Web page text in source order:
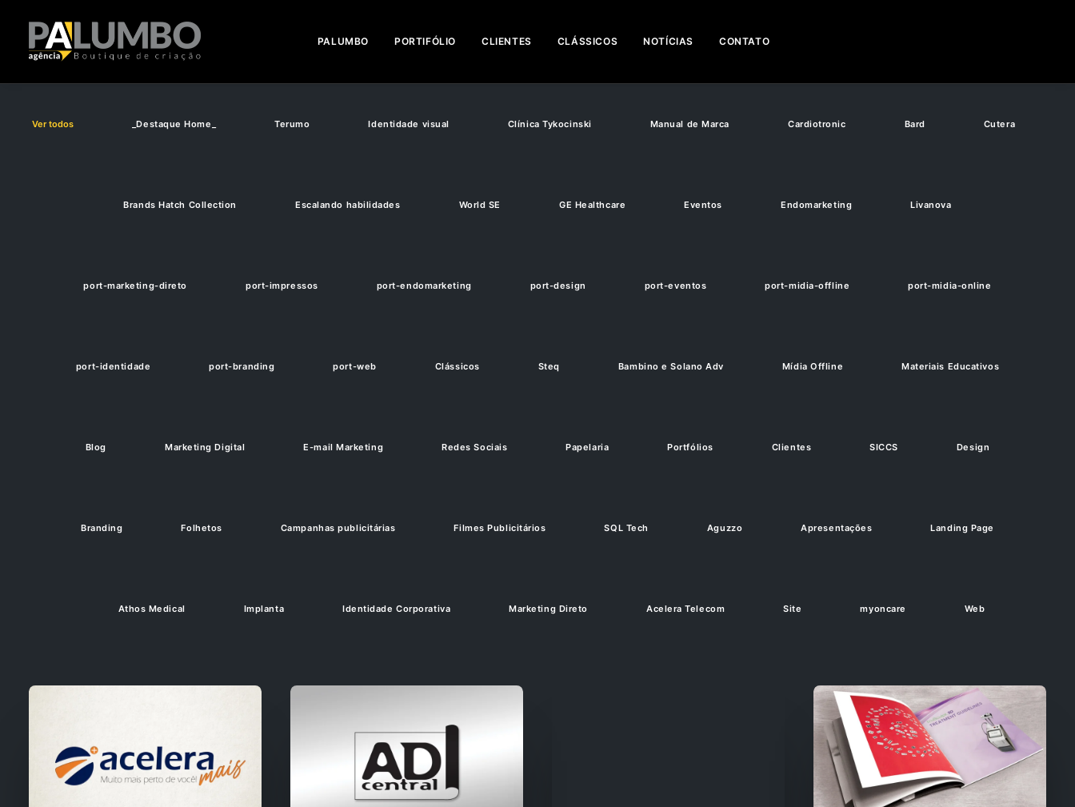
PALUMBO PORTIFÓLIO CLIENTES CLÁSSICOS NOTÍCIAS CONTATO
Ver todos _Destaque Home_ Terumo Identidade visual Clínica Tykocinski Manual de Marca Cardiotronic Bard Cutera
Brands Hatch Collection Escalando habilidades World SE GE Healthcare Eventos Endomarketing Livanova
port-marketing-direto port-impressos port-endomarketing port-design port-eventos port-midia-offline port-midia-online
port-identidade port-branding port-web Clássicos Steq Bambino e Solano Adv Mídia Offline Materiais Educativos
Blog Marketing Digital E-mail Marketing Redes Sociais Papelaria Portfólios Clientes SICCS Design
Branding Folhetos Campanhas publicitárias Filmes Publicitários SQL Tech Aguzzo Apresentações Landing Page
Athos Medical Implanta Identidade Corporativa Marketing Direto Acelera Telecom Site myoncare Web